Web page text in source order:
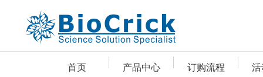
首页 产品中心 订购流程 活